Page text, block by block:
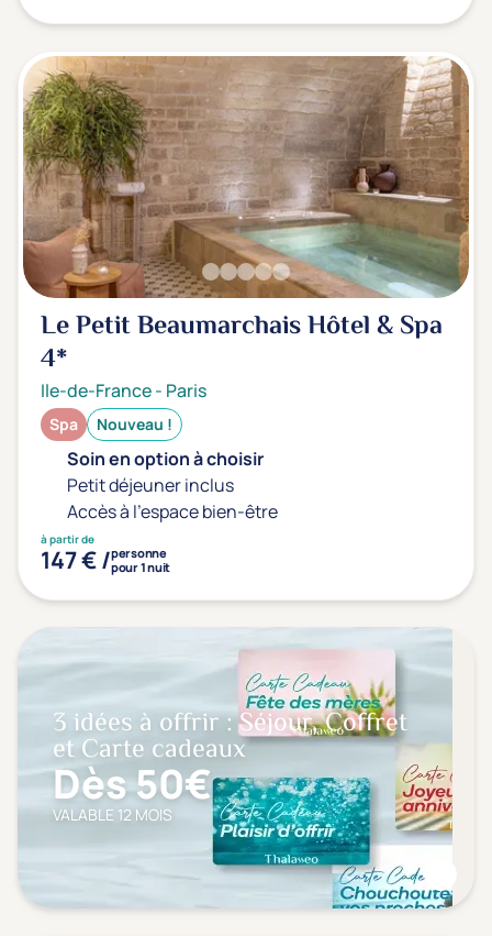
Le Petit Beaumarchais Hôtel & Spa
4*
Ile-de-France- Paris
Spa Nouveau !
Soin en option à choisir
Petit déjeuner inclus
Accès à l'espace bien-être
à partir de
147 € /personne
pour 1 nuit
3 idées à offrir : Séjour, Coffret
et Carte cadeaux
Dès 50€
VALABLE 12 MOIS